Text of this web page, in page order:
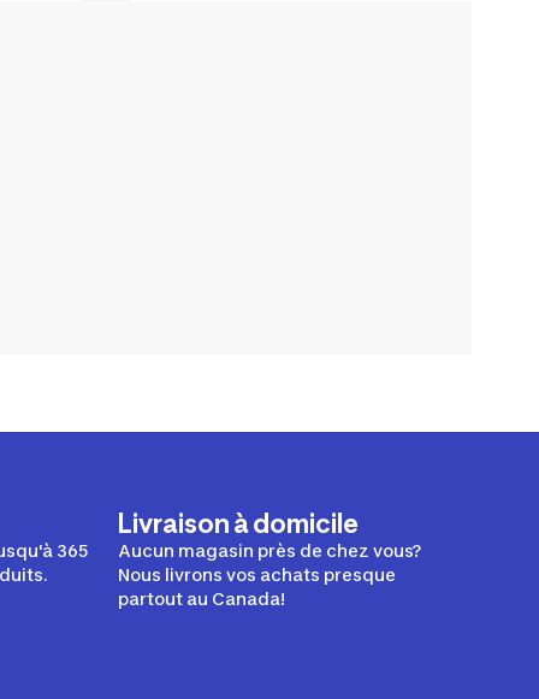
365
Livraison à domicile
Aucun magasin près de chez vous?
Nous livrons vos achats presque
partout au Canada!